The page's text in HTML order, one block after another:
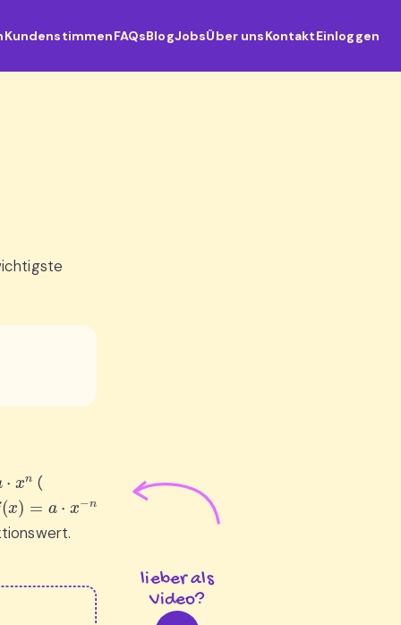
KundenstimmenFAQsBlogJobsÜber unsKontaktEinloggen
lieber als
Video?
(
x = ⋅x